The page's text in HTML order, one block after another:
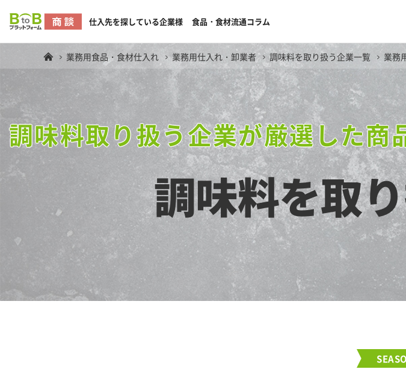
仕入先を探している企業様 食品・食材流通コラム
業務用食品・食材仕入れ 業務用仕入れ・卸業者 調味料を取り扱う企業一覧 業務
調味料取り扱う企業が厳選した
調味料を取